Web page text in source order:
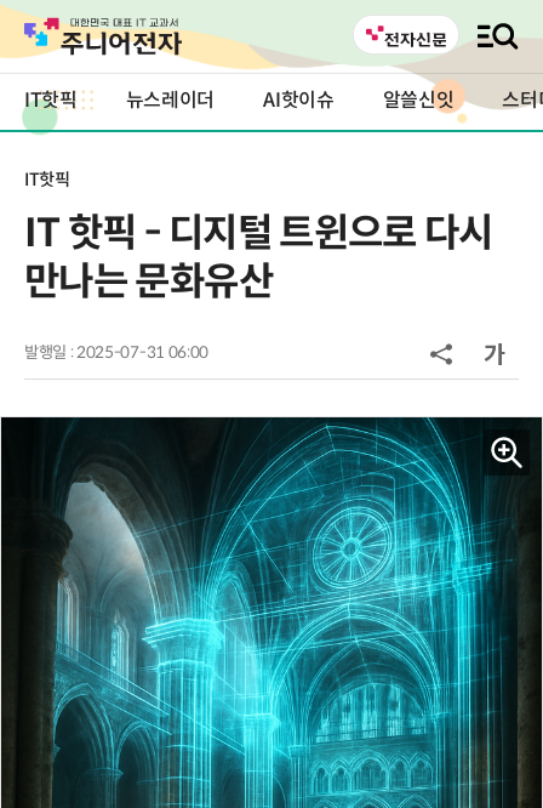
IT핫픽 뉴스레이더 AI핫이슈 알쓸신잇 스터
IT핫픽
IT 핫픽 - 디지털 트윈으로 다시
만나는 문화유산
발행일 : 2025-07-31 06:00